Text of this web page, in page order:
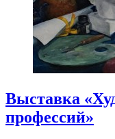
Выставка
профессий»